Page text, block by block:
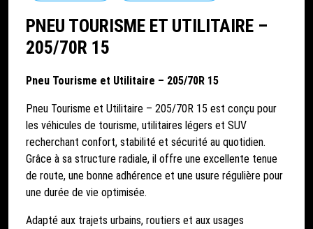
PNEU TOURISME ET UTILITAIRE –
205/70R 15
Pneu Tourisme et Utilitaire – 205/70R 15
Pneu Tourisme et Utilitaire – 205/70R 15 est conçu pour
les véhicules de tourisme, utilitaires légers et SUV
recherchant confort, stabilité et sécurité au quotidien.
Grâce à sa structure radiale, il offre une excellente tenue
de route, une bonne adhérence et une usure régulière pour
une durée de vie optimisée.
Adapté aux trajets urbains, routiers et aux usages